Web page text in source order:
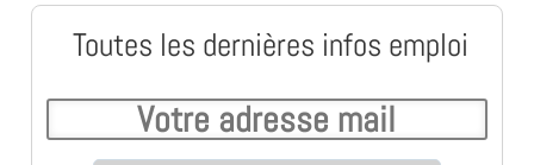
Toutes les dernières infos emploi